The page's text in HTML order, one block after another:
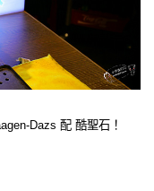
Dazs 配 酷聖石！